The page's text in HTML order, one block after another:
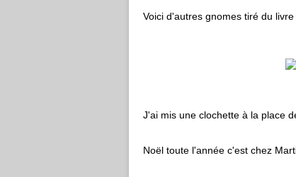
Voici d'autres gnomes tiré du
J'ai mis une clochette à la place
Noël toute l'année c'est chez